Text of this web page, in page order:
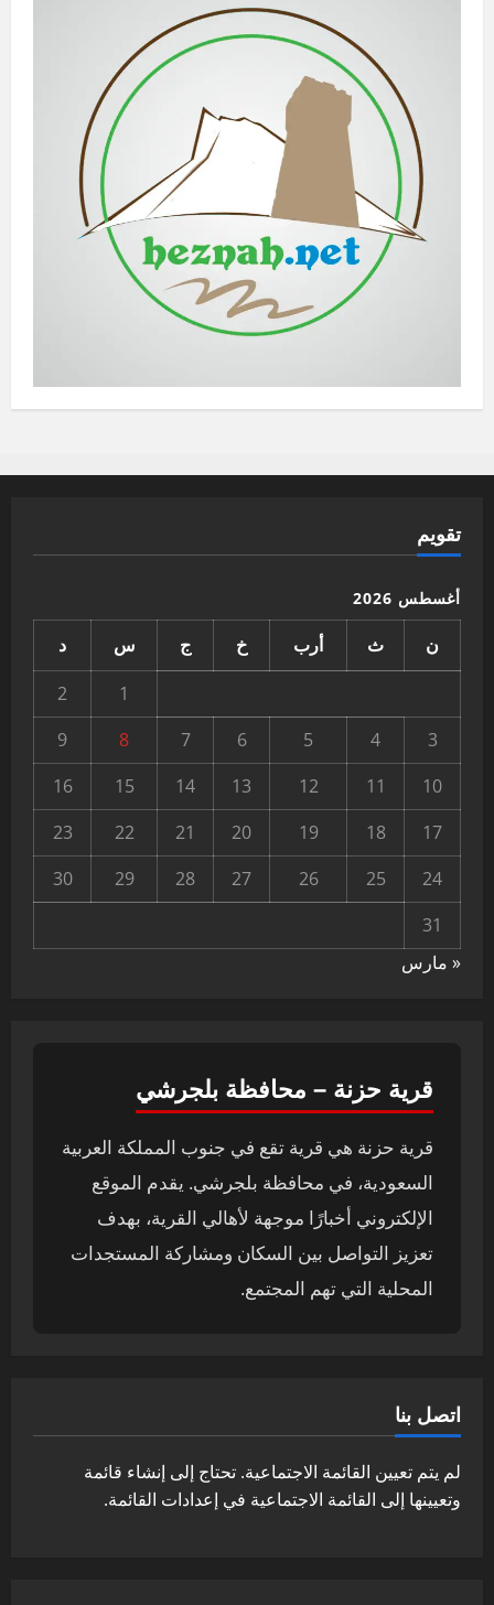
تقويم
أغسطس 2026
ن ث أرب خ ج س
د
1
2
3
4
5
6
7
8
9
10
11
12
13
14
15
16
17
18
19
20
21
22
23
24
25
26
27
28
29
30
31
« مارس
قرية حزنة – محافظة بلجرشي
قرية حزنة هي قرية تقع في جنوب المملكة العربية
السعودية، في محافظة بلجرشي. يقدم الموقع
الإلكتروني أخبارًا موجهة لأهالي القرية، بهدف
تعزيز التواصل بين السكان ومشاركة المستجدات
المحلية التي تهم المجتمع.
اتصل بنا
لم يتم تعيين القائمة الاجتماعية. تحتاج إلى إنشاء قائمة
وتعيينها إلى القائمة الاجتماعية في إعدادات القائمة.